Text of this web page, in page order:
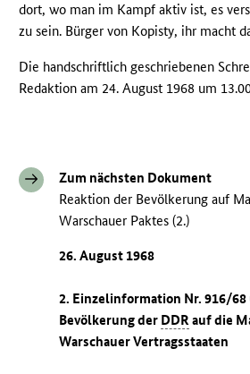
dort, wo man im Kampf aktiv ist, es
zu sein. Bürger von Kopisty, ihr macht
Die handschriftlich geschriebenen
Redaktion am 24. August 1968 um
Zum nächsten Dokument
Reaktion der Bevölkerung auf
Warschauer Paktes (2.)
26. August 1968
2. Einzelinformation Nr. 916/
Bevölkerung der DDR auf die
Warschauer Vertragsstaaten